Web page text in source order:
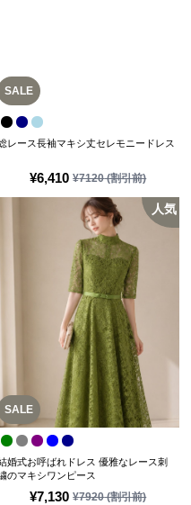
SALE
¥6,410 ¥7120(割引前)
レース長袖マキシ丈セレモニードレス
SALE
人気
¥7,130 ¥7920(割引前)
婚式お呼ばれドレス 優雅なレース刺
のマキシワンピース